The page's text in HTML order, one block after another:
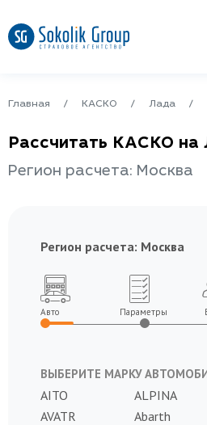
Главная КАСКО Лада
Рассчитать КАСКО на
Регион расчета: Москва
Регион расчета: Москва
Авто Параметры
ВЫБЕРИТЕ МАРКУ
AITO ALPINA
AVATR
Abarth